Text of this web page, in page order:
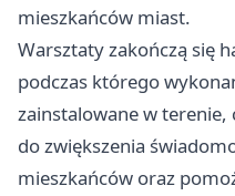
mieszkańców miast.
Warsztaty zakończą się
podczas którego
zainstalowane w terenie,
do zwiększenia
mieszkańców oraz